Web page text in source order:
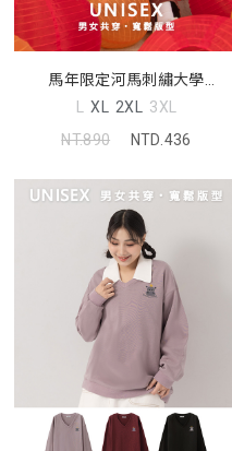
馬年限定河馬刺繡大學
TEE(unisex)
L XL 2XL 3XL
NT.890
NTD.436